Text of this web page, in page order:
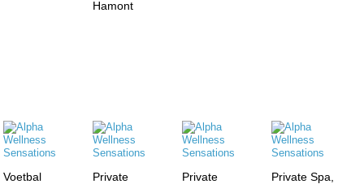
Hamont
Voetbal
Private
Private
Private Spa,